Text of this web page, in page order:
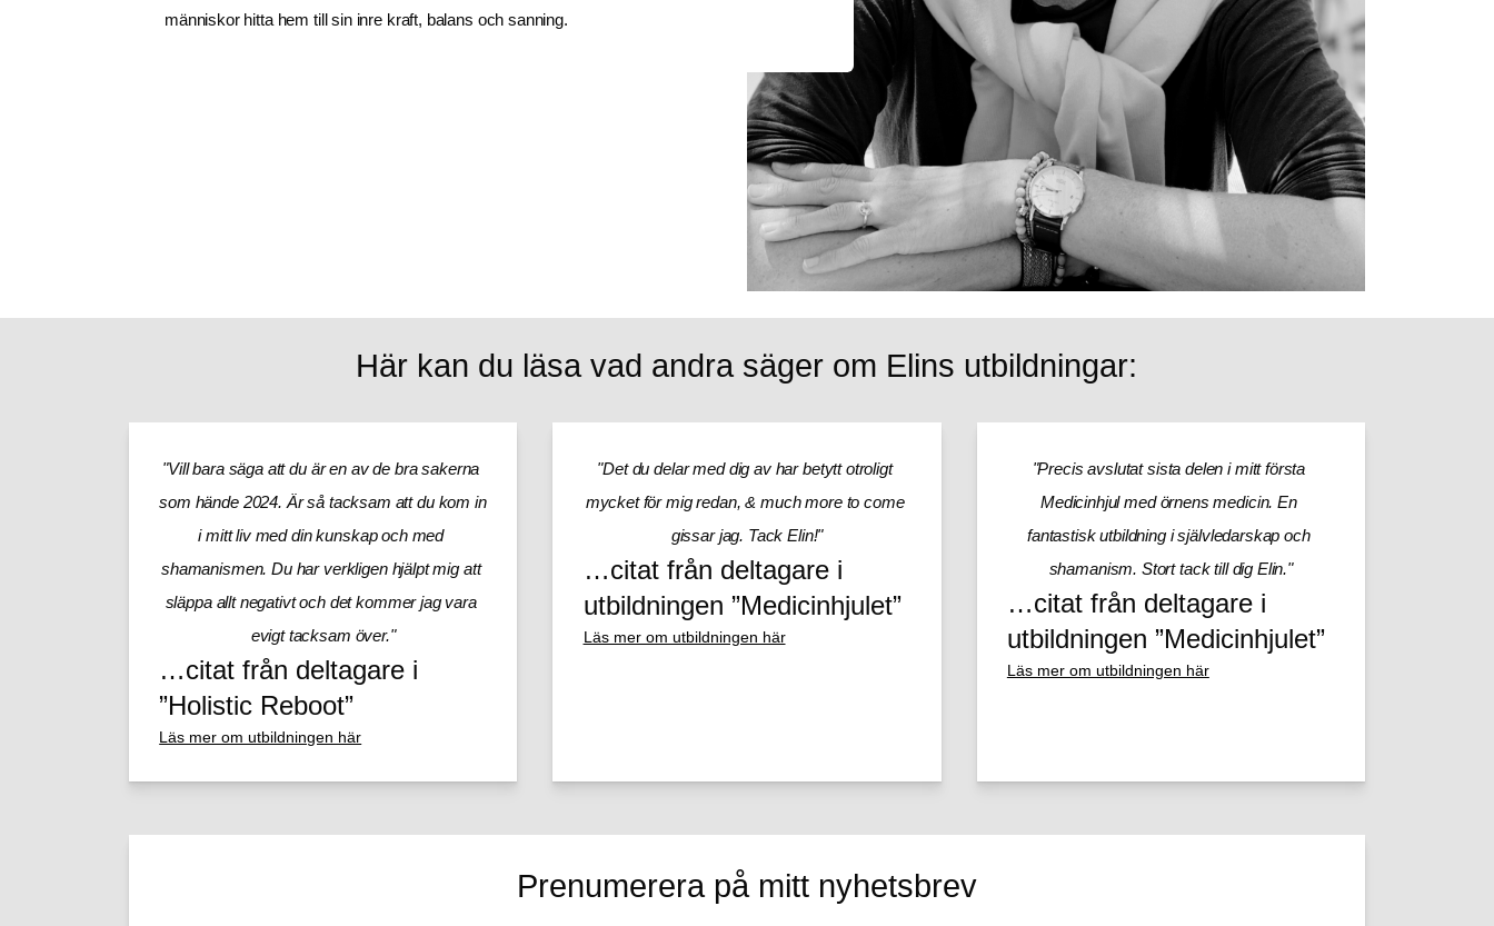
människor hitta hem till sin inre kraft, balans och sanning.
Här kan du läsa vad andra säger om Elins utbildningar:
"Vill bara säga att du är en av de bra sakerna
som hände 2024. Är så tacksam att du kom in
i mitt liv med din kunskap och med
shamanismen. Du har verkligen hjälpt mig att
släppa allt negativt och det kommer jag vara
evigt tacksam över."
…citat från deltagare i
”Holistic Reboot”
Läs mer om utbildningen här
"Det du delar med dig av har betytt otroligt
mycket för mig redan, & much more to come
gissar jag. Tack Elin!"
…citat från deltagare i
utbildningen ”Medicinhjulet”
Läs mer om utbildningen här
"Precis avslutat sista delen i mitt första
Medicinhjul med örnens medicin. En
fantastisk utbildning i självledarskap och
shamanism. Stort tack till dig Elin."
…citat från deltagare i
utbildningen ”Medicinhjulet”
Läs mer om utbildningen här
Prenumerera på mitt nyhetsbrev